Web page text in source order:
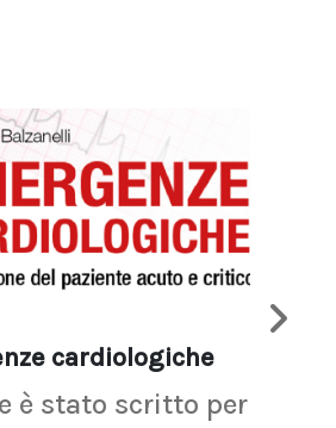
cardiologiche
è stato scritto per